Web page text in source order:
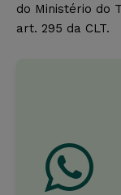
do Ministério do
art. 295 da CLT.